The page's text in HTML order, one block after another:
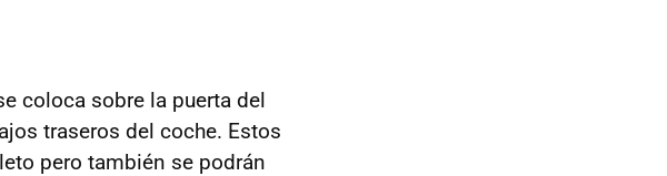
coloca sobre la puerta del
traseros del coche. Estos
pero también se podrán